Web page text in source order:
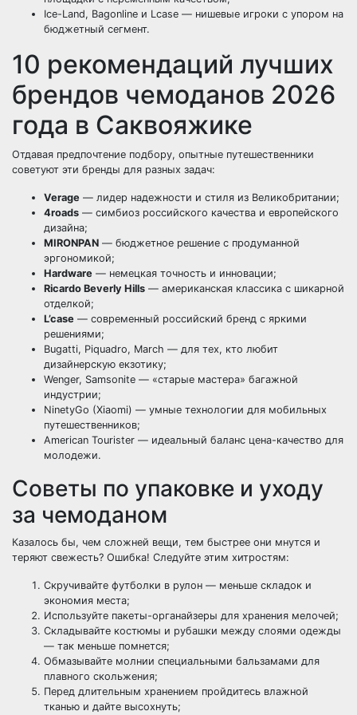
Ice-Land, Bagonline и Lcase — нишевые игроки с упором на
бюджетный сегмент.
10 рекомендаций лучших
брендов чемоданов 2026
года в Саквояжике
Отдавая предпочтение подбору, опытные путешественники
советуют эти бренды для разных задач:
Verage — лидер надежности и стиля из Великобритании;
4roads — симбиоз российского качества и европейского
дизайна;
MIRONPAN — бюджетное решение с продуманной
эргономикой;
Hardware — немецкая точность и инновации;
Ricardo Beverly Hills — американская классика с шикарной
отделкой;
L’case — современный российский бренд с яркими
решениями;
Bugatti, Piquadro, March — для тех, кто любит
дизайнерскую екзотику;
Wenger, Samsonite — «старые мастера» багажной
индустрии;
NinetyGo (Xiaomi) — умные технологии для мобильных
путешественников;
American Tourister — идеальный баланс цена-качество для
молодежи.
Советы по упаковке и уходу
за чемоданом
Казалось бы, чем сложней вещи, тем быстрее они мнутся и
теряют свежесть? Ошибка! Следуйте этим хитростям:
Скручивайте футболки в рулон — меньше складок и
экономия места;
Используйте пакеты-органайзеры для хранения мелочей;
Складывайте костюмы и рубашки между слоями одежды
— так меньше помнется;
Обмазывайте молнии специальными бальзамами для
плавного скольжения;
Перед длительным хранением пройдитесь влажной
тканью и дайте высохнуть;